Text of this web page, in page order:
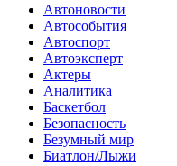
Автоновости
Автособытия
Автоспорт
Автоэксперт
Актеры
Аналитика
Баскетбол
Безопасность
Безумный мир
Биатлон/Лыжи